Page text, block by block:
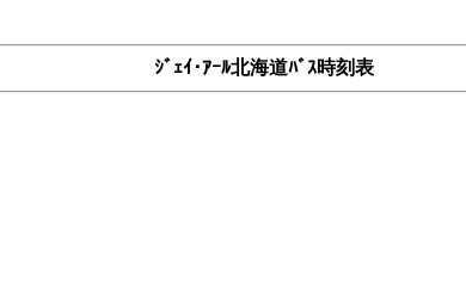
ｼﾞｪｲ･ｱｰﾙ北海道ﾊﾞｽ時刻表